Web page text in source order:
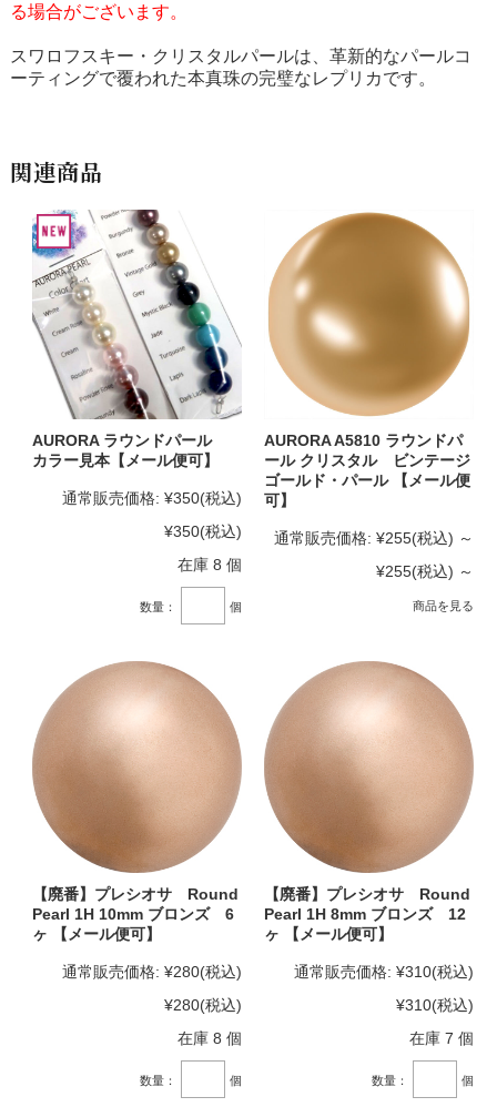
る場合がございます。
スワロフスキー・クリスタルパールは、革新的なパールコ
ーティングで覆われた本真珠の完璧なレプリカです。
関連商品
AURORA ラウンドパール
カラー見本【メール便可】
通常販売価格: ¥350(税込)
¥350(税込)
在庫 8 個
数量： 個
AURORA A5810 ラウンドパ
ール クリスタル ビンテージ
ゴールド・パール 【メール便
可】
通常販売価格: ¥255(税込) ～
¥255(税込) ～
商品を見る
【廃番】プレシオサ Round
Pearl 1H 10mm ブロンズ 6
ヶ 【メール便可】
通常販売価格: ¥280(税込)
¥280(税込)
在庫 8 個
数量： 個
【廃番】プレシオサ Round
Pearl 1H 8mm ブロンズ 12
ヶ 【メール便可】
通常販売価格: ¥310(税込)
¥310(税込)
在庫 7 個
数量： 個